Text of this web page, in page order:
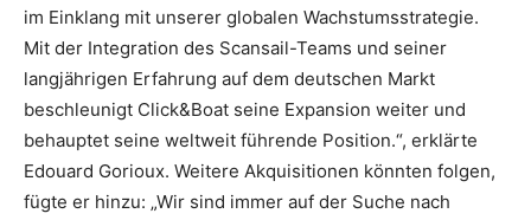
im Einklang mit unserer globalen Wachstumsstrategie.
Mit der Integration des Scansail-Teams und seiner
langjährigen Erfahrung auf dem deutschen Markt
beschleunigt Click&Boat seine Expansion weiter und
behauptet seine weltweit führende Position.“, erklärte
Edouard Gorioux. Weitere Akquisitionen könnten folgen,
fügte er hinzu: „Wir sind immer auf der Suche nach